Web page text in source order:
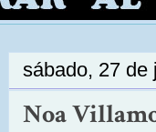
sábado, 27 de
Noa